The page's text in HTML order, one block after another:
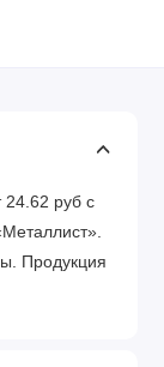
руб с
Продукция